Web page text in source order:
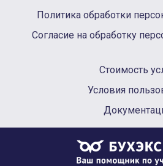
Политика обработки
Согласие на обработку
Стоимость
Условия